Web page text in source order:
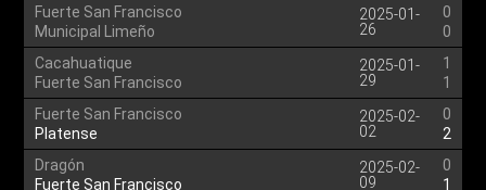
Fuerte San Francisco
Municipal Limeño
2025-01-
26
0
0
Cacahuatique
Fuerte San Francisco
2025-01-
29
1
1
Fuerte San Francisco
Platense
2025-02-
02
0
2
Dragón
Fuerte San Francisco
2025-02-
09
0
1